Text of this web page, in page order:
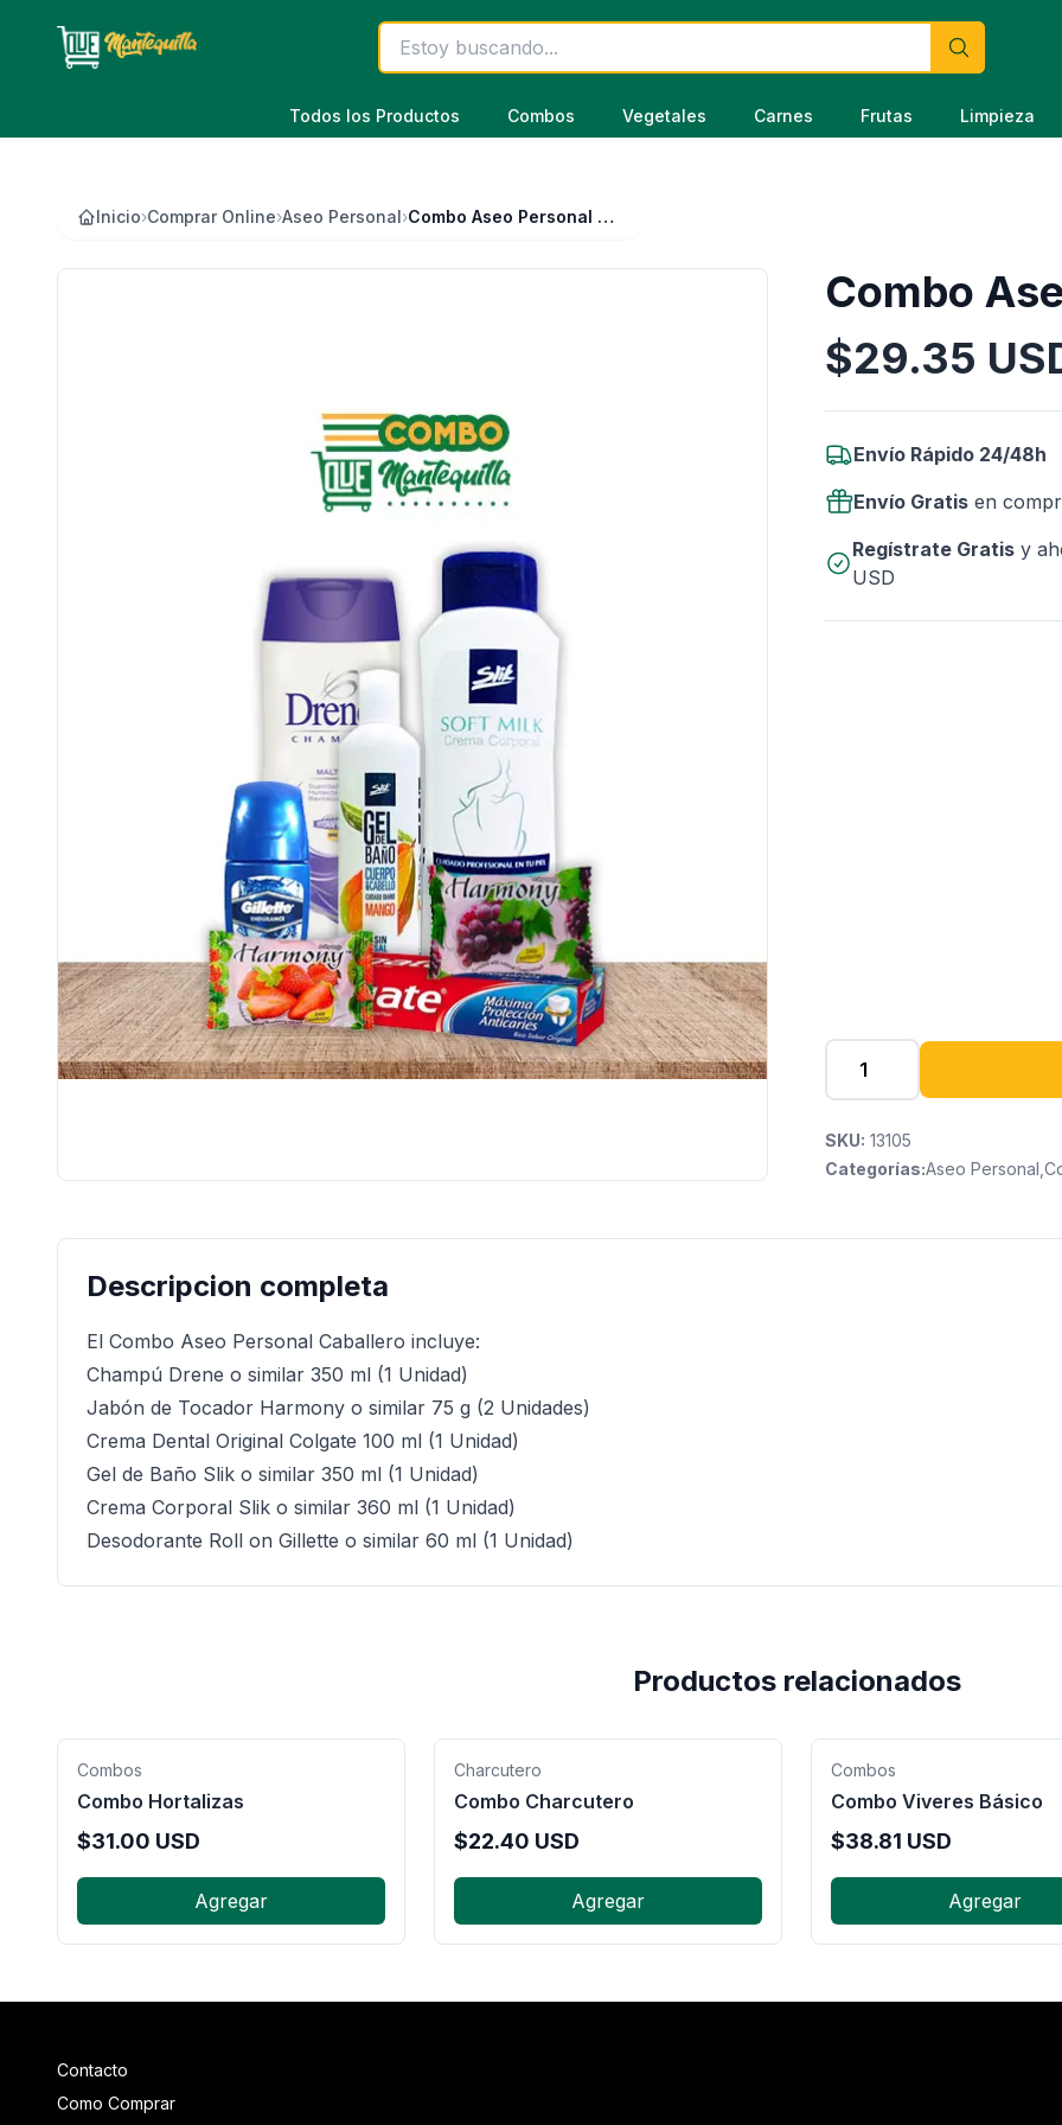
Todos los Productos Combos Vegetales Carnes Frutas Limpieza
Inicio›Comprar Online›Aseo Personal› Combo Aseo Personal Caballero
Combo
Información del Producto
$29.35
Envío Rápido 24/48h
Envío Gratis en
Regístrate Gratisy
USD
SKU: 13105
Categorías:Aseo Personal
Descripcion completa
El Combo Aseo Personal Caballero incluye:
Champú Drene o similar 350 ml (1 Unidad)
Jabón de Tocador Harmony o similar 75 g (2 Unidades)
Crema Dental Original Colgate 100 ml (1 Unidad)
Gel de Baño Slik o similar 350 ml (1 Unidad)
Crema Corporal Slik o similar 360 ml (1 Unidad)
Desodorante Roll on Gillette o similar 60 ml (1 Unidad)
Productos relacionados
Combos
Combo Hortalizas
$31.00 USD
Agregar
Charcutero
Combo Charcutero
$22.40 USD
Agregar
Combos
Combo Viveres Básico
$38.81 USD
Agregar
Contacto
Como Comprar